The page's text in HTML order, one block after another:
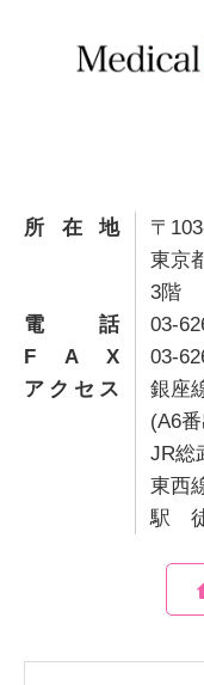
所在地
〒
東京
3階
電話
03-
F A X
03-
アクセス
銀座
(A6
JR
東西
駅